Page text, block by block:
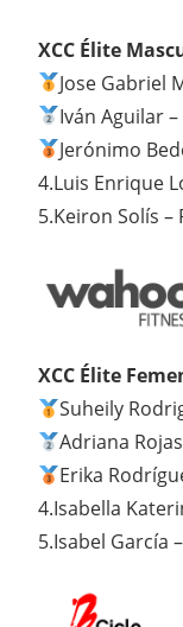
XCC Élite
Jose Gabriel
Iván Aguilar
Jerónimo
4.Luis Enrique
5.Keiron Solís –
XCC Élite
Suheily
Adriana Rojas
Erika
4.Isabella
5.Isabel García